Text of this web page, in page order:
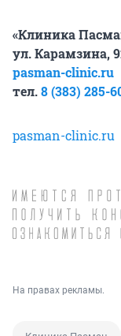
«Клиника
ул. Карамзина,
pasman-clinic.ru
тел.8 (383) 285-
pasman-clinic.ru
На правах рекламы.